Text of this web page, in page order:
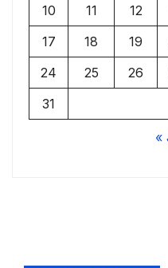
10
11 12
17
18 19
24
25 26
31
«